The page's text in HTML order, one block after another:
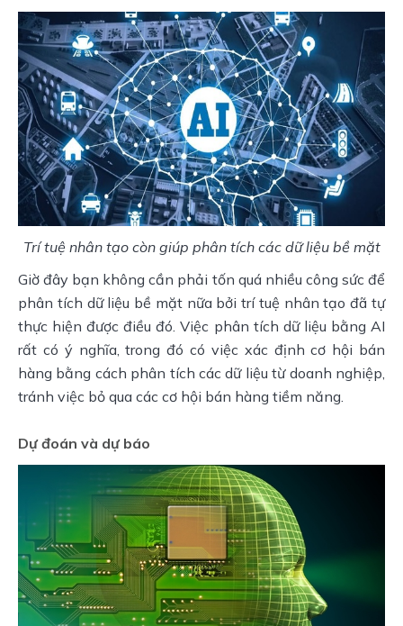
Trí tuệ nhân tạo còn giúp phân tích các dữ liệu bề mặt
Giờ đây bạn không cần phải tốn quá nhiều công sức để
phân tích dữ liệu bề mặt nữa bởi trí tuệ nhân tạo đã tự
thực hiện được điều đó. Việc phân tích dữ liệu bằng AI
rất có ý nghĩa, trong đó có việc xác định cơ hội bán
hàng bằng cách phân tích các dữ liệu từ doanh nghiệp,
tránh việc bỏ qua các cơ hội bán hàng tiềm năng.
Dự đoán và dự báo